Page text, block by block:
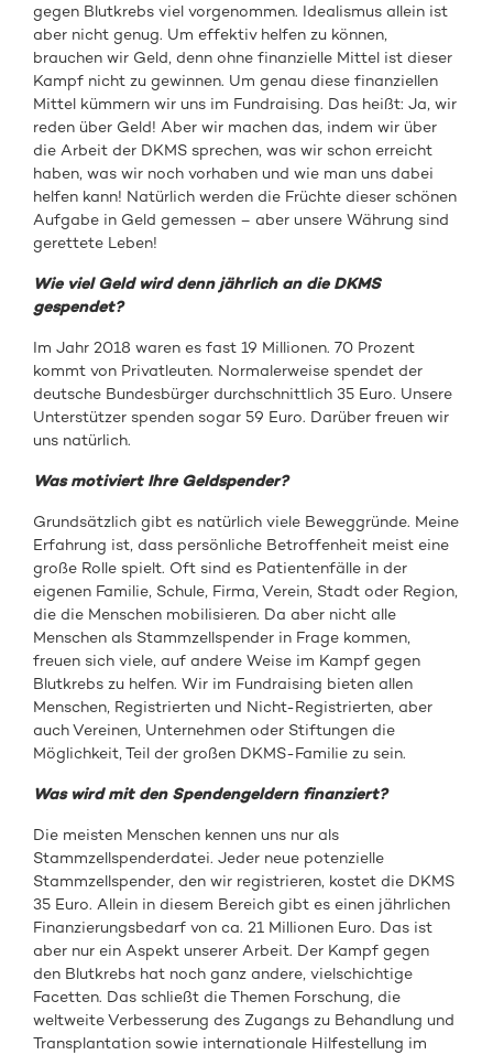
gegen Blutkrebs viel vorgenommen. Idealismus allein ist
aber nicht genug. Um effektiv helfen zu können,
brauchen wir Geld, denn ohne finanzielle Mittel ist dieser
Kampf nicht zu gewinnen. Um genau diese finanziellen
Mittel kümmern wir uns im Fundraising. Das heißt: Ja, wir
reden über Geld! Aber wir machen das, indem wir über
die Arbeit der DKMS sprechen, was wir schon erreicht
haben, was wir noch vorhaben und wie man uns dabei
helfen kann! Natürlich werden die Früchte dieser schönen
Aufgabe in Geld gemessen – aber unsere Währung sind
gerettete Leben!
Wie viel Geld wird denn jährlich an die DKMS
gespendet?
Im Jahr 2018 waren es fast 19 Millionen. 70 Prozent
kommt von Privatleuten. Normalerweise spendet der
deutsche Bundesbürger durchschnittlich 35 Euro. Unsere
Unterstützer spenden sogar 59 Euro. Darüber freuen wir
uns natürlich.
Was motiviert Ihre Geldspender?
Grundsätzlich gibt es natürlich viele Beweggründe. Meine
Erfahrung ist, dass persönliche Betroffenheit meist eine
große Rolle spielt. Oft sind es Patientenfälle in der
eigenen Familie, Schule, Firma, Verein, Stadt oder Region,
die die Menschen mobilisieren. Da aber nicht alle
Menschen als Stammzellspender in Frage kommen,
freuen sich viele, auf andere Weise im Kampf gegen
Blutkrebs zu helfen. Wir im Fundraising bieten allen
Menschen, Registrierten und Nicht-Registrierten, aber
auch Vereinen, Unternehmen oder Stiftungen die
Möglichkeit, Teil der großen DKMS-Familie zu sein.
Was wird mit den Spendengeldern finanziert?
Die meisten Menschen kennen uns nur als
Stammzellspenderdatei. Jeder neue potenzielle
Stammzellspender, den wir registrieren, kostet die DKMS
35 Euro. Allein in diesem Bereich gibt es einen jährlichen
Finanzierungsbedarf von ca. 21 Millionen Euro. Das ist
aber nur ein Aspekt unserer Arbeit. Der Kampf gegen
den Blutkrebs hat noch ganz andere, vielschichtige
Facetten. Das schließt die Themen Forschung, die
weltweite Verbesserung des Zugangs zu Behandlung und
Transplantation sowie internationale Hilfestellung im